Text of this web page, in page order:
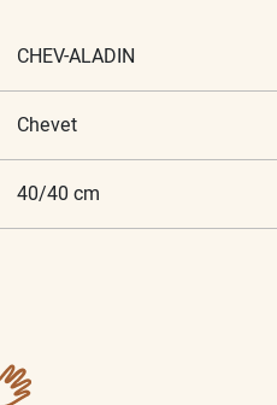
CHEV-ALADIN
Chevet
40/40 cm